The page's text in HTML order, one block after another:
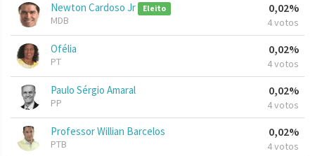
Newton Cardoso Jr Eleito
MDB
0,02%
4 votos
Ofélia
PT
0,02%
4 votos
Paulo Sérgio Amaral
PP
0,02%
4 votos
Professor Willian Barcelos
PTB
0,02%
4 votos